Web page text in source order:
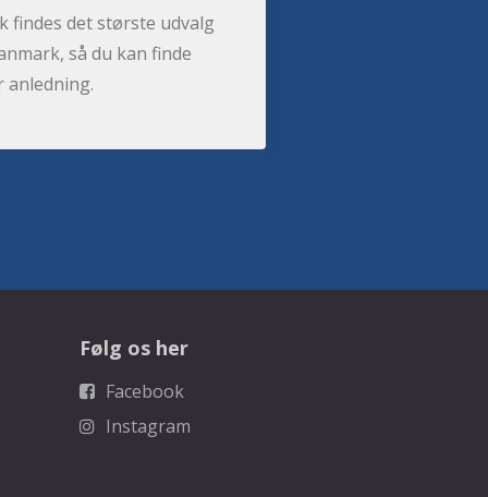
findes det største udvalg
så du kan finde
anledning.
Følg os her
Facebook
Instagram